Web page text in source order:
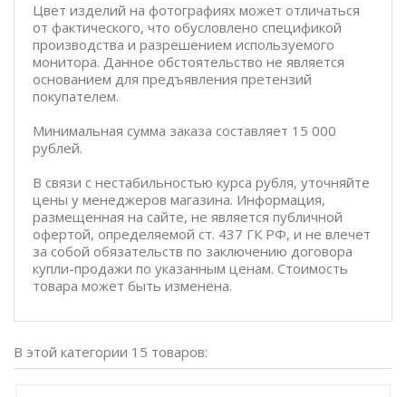
Цвет изделий на фотографиях может отличаться
от фактического, что обусловлено спецификой
производства и разрешением используемого
монитора. Данное обстоятельство не является
основанием для предъявления претензий
покупателем.
Минимальная сумма заказа составляет 15 000
рублей.
В связи с нестабильностью курса рубля, уточняйте
цены у менеджеров магазина. Информация,
размещенная на сайте, не является публичной
офертой, определяемой ст. 437 ГК РФ, и не влечет
за собой обязательств по заключению договора
купли-продажи по указанным ценам. Стоимость
товара может быть изменена.
В этой категории 15 товаров: